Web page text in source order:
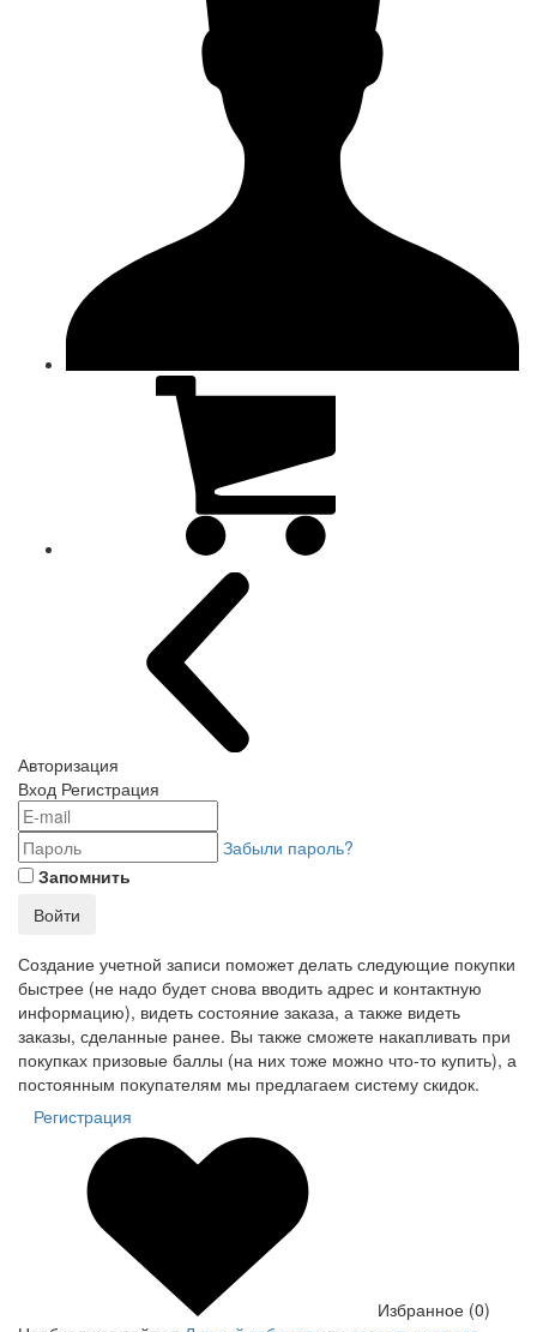
Авторизация
Вход Регистрация
Забыли пароль?
Запомнить
Войти
Создание учетной записи поможет делать следующие покупки
быстрее (не надо будет снова вводить адрес и контактную
информацию), видеть состояние заказа, а также видеть
заказы, сделанные ранее. Вы также сможете накапливать при
покупках призовые баллы (на них тоже можно что-то купить), а
постоянным покупателям мы предлагаем систему скидок.
Регистрация
Избранное (0)